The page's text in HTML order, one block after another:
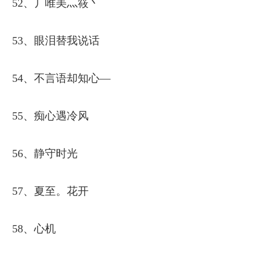
52、丿唯美灬筱丶
53、眼泪替我说话
54、不言语却知心—
55、痴心遇冷风
56、静守时光
57、夏至。花开
58、心机